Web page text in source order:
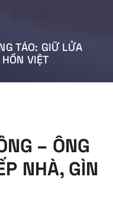
TÁO: GIỮ LỬA
VIỆT
– ÔNG
NHÀ, GÌN